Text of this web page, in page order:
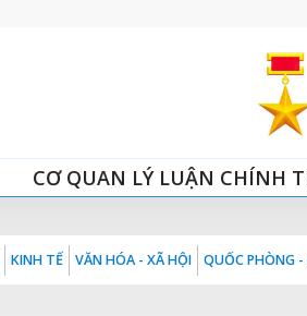
CƠ QUAN LÝ LUẬN CHÍNH
KINH TẾ VĂN HÓA - XÃ HỘI QUỐC PHÒNG